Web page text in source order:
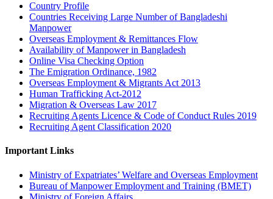
Country Profile
Countries Receiving Large Number of Bangladeshi
Manpower
Overseas Employment & Remittances Flow
Availability of Manpower in Bangladesh
Online Visa Checking Option
The Emigration Ordinance, 1982
Overseas Employment & Migrants Act 2013
Human Trafficking Act-2012
Migration & Overseas Law 2017
Recruiting Agents Licence & Code of Conduct Rules 2019
Recruiting Agent Classification 2020
Important Links
Ministry of Expatriates’ Welfare and Overseas Employment
Bureau of Manpower Employment and Training (BMET)
Ministry of Foreign Affairs